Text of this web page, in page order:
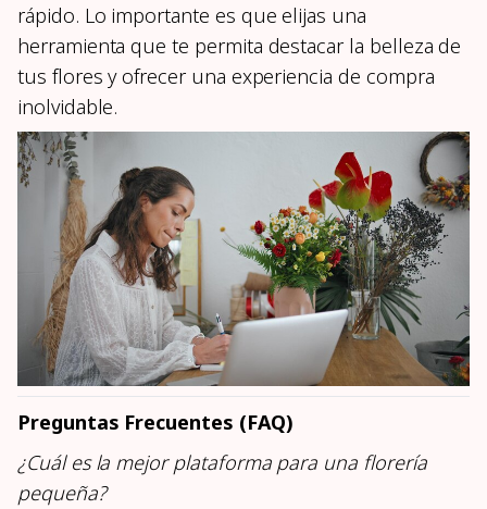
rápido. Lo importante es que elijas una
herramienta que te permita destacar la belleza de
tus flores y ofrecer una experiencia de compra
inolvidable.
Preguntas Frecuentes (FAQ)
¿Cuál es la mejor plataforma para una florería
pequeña?